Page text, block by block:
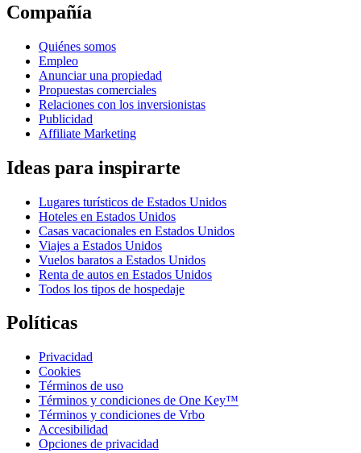
Compañía
Quiénes somos
Empleo
Anunciar una propiedad
Propuestas comerciales
Relaciones con los inversionistas
Publicidad
Affiliate Marketing
Ideas para inspirarte
Lugares turísticos de Estados Unidos
Hoteles en Estados Unidos
Casas vacacionales en Estados Unidos
Viajes a Estados Unidos
Vuelos baratos a Estados Unidos
Renta de autos en Estados Unidos
Todos los tipos de hospedaje
Políticas
Privacidad
Cookies
Términos de uso
Términos y condiciones de One Key™
Términos y condiciones de Vrbo
Accesibilidad
Opciones de privacidad